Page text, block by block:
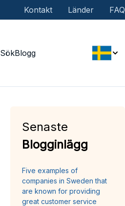
Kontakt Länder FAQ
SökBlogg
Senaste
Blogginlägg
Five examples of
companies in Sweden that
are known for providing
great customer service